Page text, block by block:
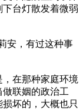
下台灯散发着微弱
，有过这种事
在那种家庭环境
联姻的政治工
坏的，大概也只